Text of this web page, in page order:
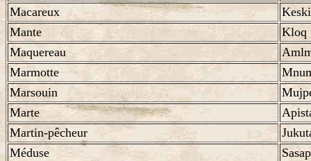
Macareux
Mante
Kloq
Maquereau
Marmotte
Marsouin
Marte
Martin-pêcheur
Méduse
Sasap